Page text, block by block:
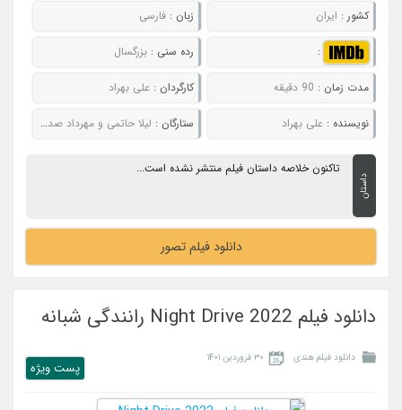
کشور : ایران زبان : فارسی
: رده سنی : بزرگسال
مدت زمان : 90 دقیقه کارگردان : علی بهراد
نویسنده :علی بهراد ستارگان : لیلا حاتمی و مهرداد صدیقیان
داستان
تاکنون خلاصه داستان فیلم منتشر نشده است...
دانلود فیلم تصور
دانلود فیلم Night Drive 2022 رانندگی شبانه
دانلود فیلم هندی ۳۰ فروردین ۱۴۰۱
پست ويژه